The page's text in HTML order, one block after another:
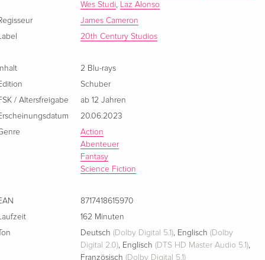
Digipack, Schuber, Collector's Edition, 4K Ultra
HD + 3 Blu-rays
Deutsch
Deutsch
Kinofassung
Deutsch
Extended Collector's Edition, Extended Edition,
Kinoversion, Neuauflage, 3 Blu-rays
Deutsch
Blu-ray 3D (+2D) + DVD
vergriffen
Wes Studi, Laz Alonso
James Cameron
20th Century Studios
Inhalt
2 Blu-rays
Schuber
/ Altersfreigabe
ab 12 Jahren
20.06.2023
Action
Abenteuer
Fantasy
Science Fiction
8717418615970
162 Minuten
Ton
Deutsch (Dolby Digital 5.1), Englisch (Dolby
Digital 2.0), Englisch (DTS HD Master Audio 5.1),
Französisch (Dolby Digital 5.1)